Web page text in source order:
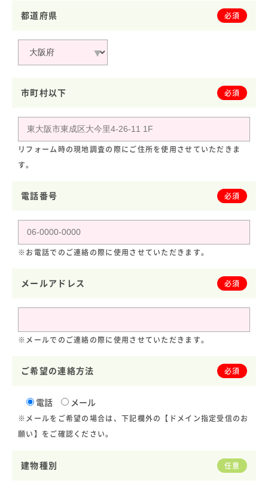
都道府県 必須
市町村以下 必須
リフォーム時の現地調査の際にご住所を使用させていただきま
す。
電話番号 必須
※お電話でのご連絡の際に使用させていただきます。
メールアドレス 必須
※メールでのご連絡の際に使用させていただきます。
ご希望の連絡方法 必須
電話 メール
※メールをご希望の場合は、下記欄外の【ドメイン指定受信のお
願い】をご確認ください。
建物種別 任意